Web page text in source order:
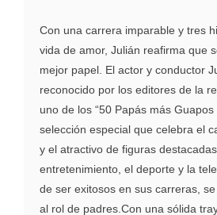
Con una carrera imparable y tres
vida de amor, Julián reafirma que
mejor papel. El actor y conductor
reconocido por los editores de la
uno de los “50 Papás más
selección especial que celebra el
y el atractivo de figuras
entretenimiento, el deporte y la
de ser exitosos en sus carreras,
al rol de padres.Con una sólida